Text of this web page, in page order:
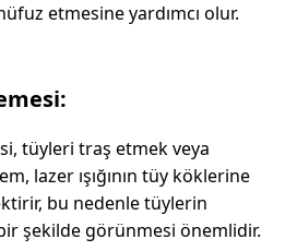
etmesine yardımcı olur.
tüyleri traş etmek veya
lazer ışığının tüy köklerine
bu nedenle tüylerin
şekilde görünmesi önemlidir.